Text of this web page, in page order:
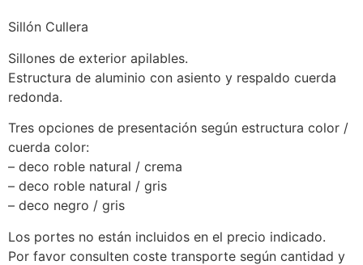
Sillón Cullera
Sillones de exterior apilables.
Estructura de aluminio con asiento y respaldo cuerda
redonda.
Tres opciones de presentación según estructura color /
cuerda color:
– deco roble natural / crema
– deco roble natural / gris
– deco negro / gris
Los portes no están incluidos en el precio indicado.
Por favor consulten coste transporte según cantidad y